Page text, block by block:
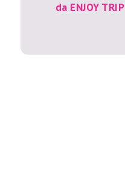
da ENJOY TRIP